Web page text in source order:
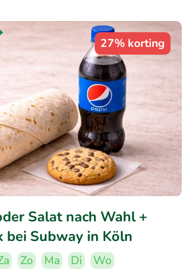
27% korting
Salat nach Wahl +
bei Subway in Köln
Zo Ma Di
Wo